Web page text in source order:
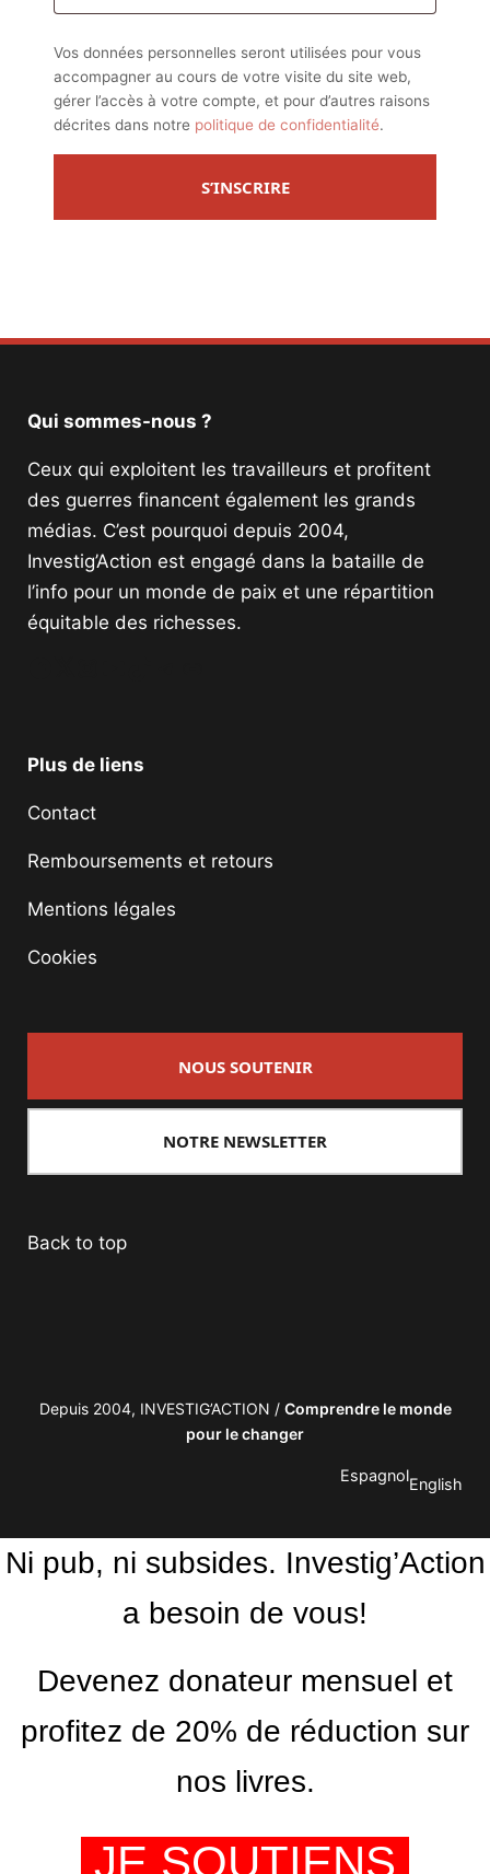
Vos données personnelles seront utilisées pour vous
accompagner au cours de votre visite du site web,
gérer l’accès à votre compte, et pour d’autres raisons
décrites dans notre politique de confidentialité.
S’INSCRIRE
Qui sommes-nous ?
Ceux qui exploitent les travailleurs et profitent
des guerres financent également les grands
médias. C’est pourquoi depuis 2004,
Investig’Action est engagé dans la bataille de
l’info pour un monde de paix et une répartition
équitable des richesses.
Plus de liens
Contact
Remboursements et retours
Mentions légales
Cookies
NOUS SOUTENIR
NOTRE NEWSLETTER
Back to top
Depuis 2004, INVESTIG’ACTION / Comprendre le monde
pour le changer
EspagnolEnglish
Ni pub, ni subsides. Investig’Action
a besoin de vous!
Devenez donateur mensuel et
profitez de 20% de réduction sur
nos livres.
JE SOUTIENS